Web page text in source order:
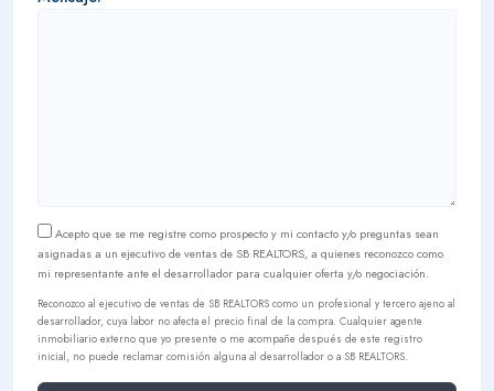
Acepto que se me registre como prospecto y mi contacto y/o preguntas sean
asignadas a un ejecutivo de ventas de SB REALTORS, a quienes reconozco como
mi representante ante el desarrollador para cualquier oferta y/o negociación.
Reconozco al ejecutivo de ventas de SB REALTORS como un profesional y tercero ajeno al
desarrollador, cuya labor no afecta el precio final de la compra. Cualquier agente
inmobiliario externo que yo presente o me acompañe después de este registro
inicial, no puede reclamar comisión alguna al desarrollador o a SB REALTORS.